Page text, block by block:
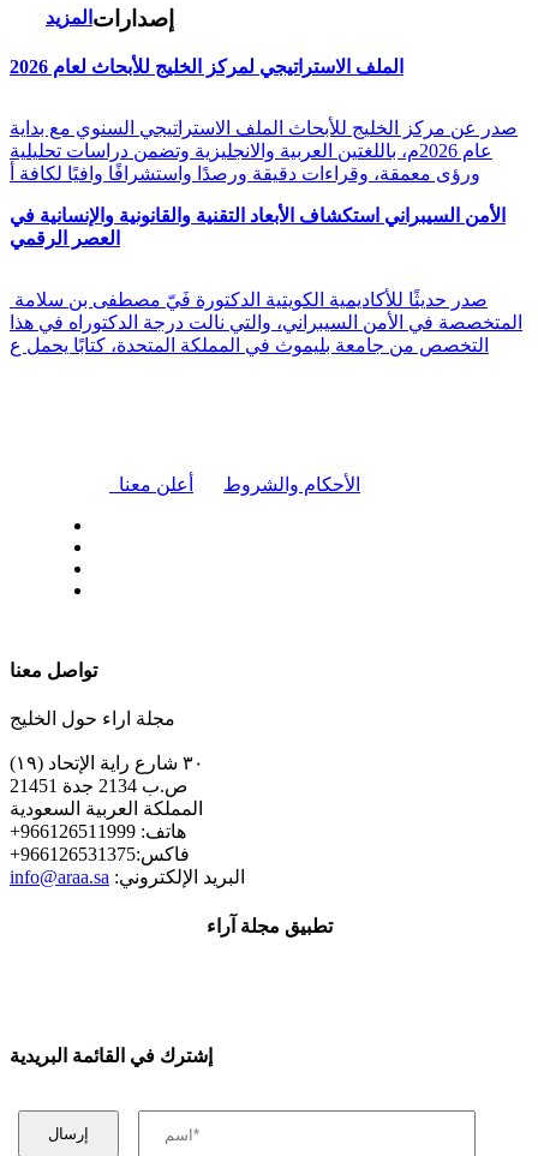
المزيد إصدارات
الملف الاستراتيجي لمركز الخليج للأبحاث لعام 2026
صدر عن مركز الخليج للأبحاث الملف الاستراتيجي السنوي مع بداية
عام 2026م، باللغتين العربية والانجليزية وتضمن دراسات تحليلية
ورؤى معمقة، وقراءات دقيقة ورصدًا واستشرافًا وافيًا لكافة أ
الأمن السيبراني استكشاف الأبعاد التقنية والقانونية والإنسانية في
العصر الرقمي
المتخصصة في الأمن السيبراني، والتي نالت درجة الدكتوراه في هذا
التخصص من جامعة بليموث في المملكة المتحدة، كتابًا يحمل ع
أعلن معنا الأحكام والشروط
تواصل معنا
مجلة اراء حول الخليج
٣٠ شارع راية الإتحاد (١٩)
ص.ب 2134 جدة 21451
المملكة العربية السعودية
+هاتف: 966126511999
+فاكس:966126531375
info@araa.sa :البريد الإلكتروني
تطبيق مجلة آراء
إشترك في القائمة البريدية